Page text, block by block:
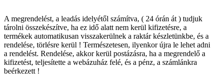
A megrendelést, a leadás idelyétől számítva, ( 24 órán át ) tudjuk
tárolni összekészítve, ha ez idő alatt nem kerül kifizetésre, a
termékek automatikusan visszakerülnek a raktár készletünkbe, és a
rendelése, törlésre kerül ! Természetesen, ilyenkor újra le lehet adni
a rendelést. Rendelése, akkor kerül postázásra, ha a megrendelő a
kifizetést, teljesítette a webázuház felé, és a pénz, a számlánkra
beérkezett !